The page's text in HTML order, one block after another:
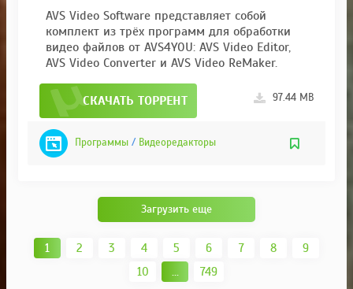
AVS Video Software представляет собой
комплект из трёх программ для обработки
видео файлов от AVS4YOU: AVS Video Editor,
AVS Video Converter и AVS Video ReMaker.
СКАЧАТЬ ТОРРЕНТ 97.44 MB
Программы / Видеоредакторы
Загрузить еще
1 2 3 4 5 6 7 8
9
10
... 749